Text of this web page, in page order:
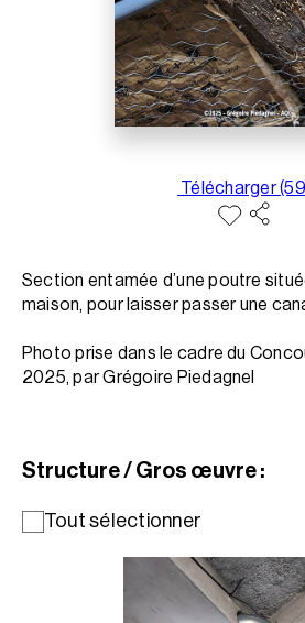
Télécharger
Section entamée d’une poutre
maison, pour laisser passer une
Photo prise dans le cadre du
2025, par Grégoire Piedagnel
Structure / Gros œuvre :
Tout sélectionner